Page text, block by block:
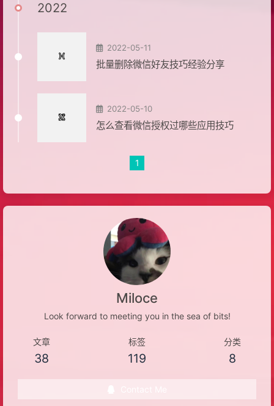
2022
2022-05-11
批量删除微信好友技巧经验分享
2022-05-10
怎么查看微信授权过哪些应用技巧
1
Miloce
Look forward to meeting you in the sea of bits!
文章
38
标签
119
分类
8